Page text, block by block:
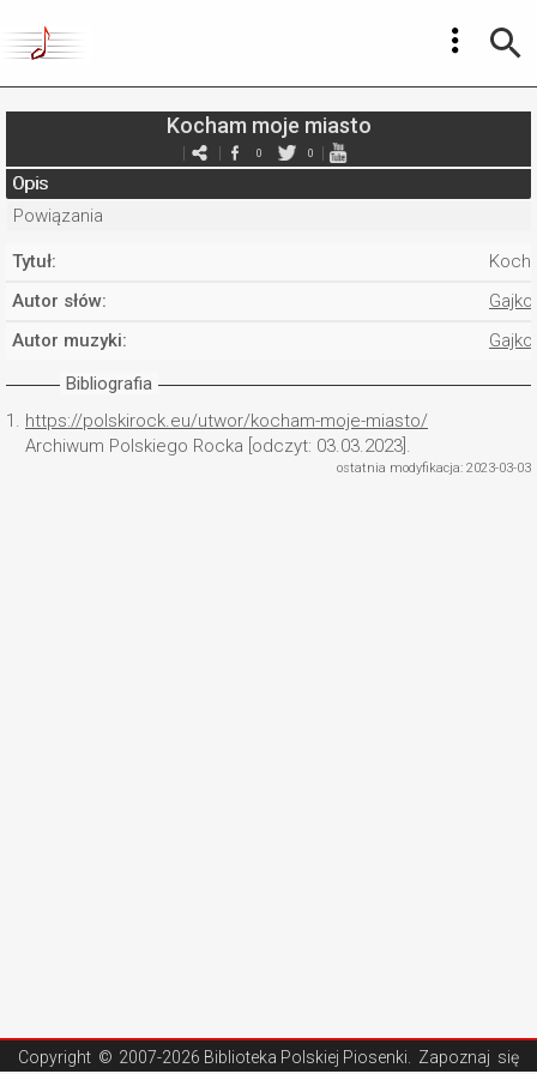
Kocham moje miasto
0 0
Opis
Powiązania
Tytuł:
Autor słów:
Autor muzyki:
Bibliografia
1. https://polskirock.eu/utwor/kocham-moje-miasto/
Archiwum Polskiego Rocka [odczyt: 03.03.2023].
ostatnia modyfikacja: 2023-03-03
Copyright © 2007-2026 Biblioteka Polskiej Piosenki . Zapoznaj się